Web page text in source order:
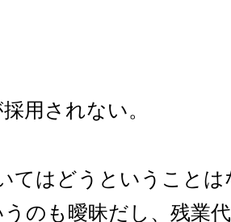
用されない。
てはどうということは
のも曖昧だし、残業